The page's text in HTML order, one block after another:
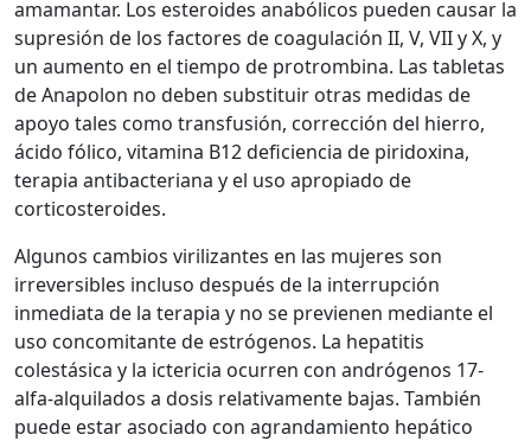
amamantar. Los esteroides anabólicos pueden causar la
supresión de los factores de coagulación II, V, VII y X, y
un aumento en el tiempo de protrombina. Las tabletas
de Anapolon no deben substituir otras medidas de
apoyo tales como transfusión, corrección del hierro,
ácido fólico, vitamina B12 deficiencia de piridoxina,
terapia antibacteriana y el uso apropiado de
corticosteroides.
Algunos cambios virilizantes en las mujeres son
irreversibles incluso después de la interrupción
inmediata de la terapia y no se previenen mediante el
uso concomitante de estrógenos. La hepatitis
colestásica y la ictericia ocurren con andrógenos 17-
alfa-alquilados a dosis relativamente bajas. También
puede estar asociado con agrandamiento hepático